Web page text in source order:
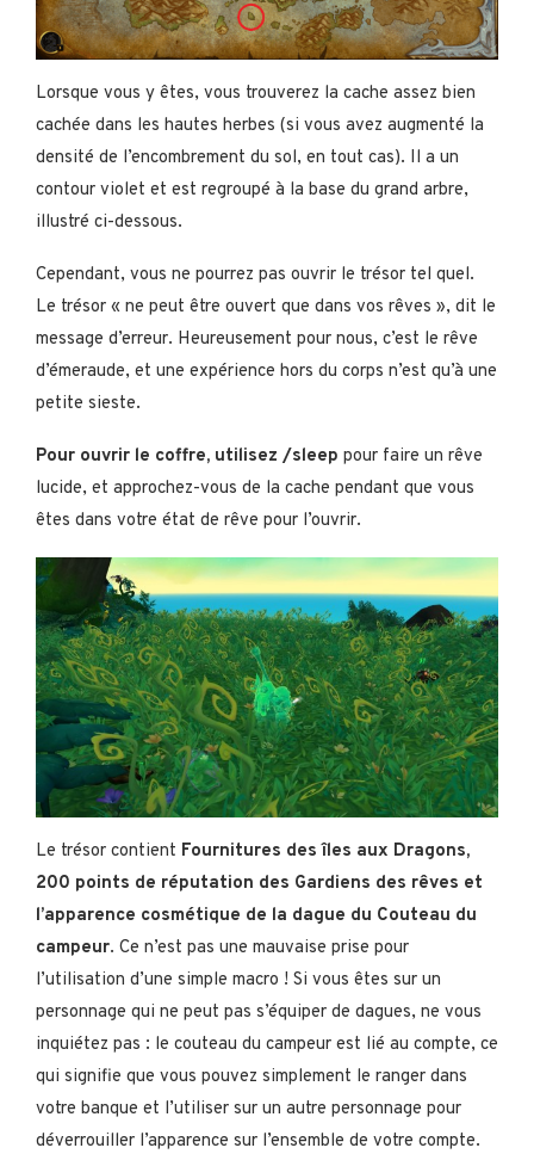
Lorsque vous y êtes, vous trouverez la cache assez bien
cachée dans les hautes herbes (si vous avez augmenté la
densité de l’encombrement du sol, en tout cas). Il a un
contour violet et est regroupé à la base du grand arbre,
illustré ci-dessous.
Cependant, vous ne pourrez pas ouvrir le trésor tel quel.
Le trésor « ne peut être ouvert que dans vos rêves », dit le
message d’erreur. Heureusement pour nous, c’est le rêve
d’émeraude, et une expérience hors du corps n’est qu’à une
petite sieste.
Pour ouvrir le coffre, utilisez /sleep pour faire un rêve
lucide, et approchez-vous de la cache pendant que vous
êtes dans votre état de rêve pour l’ouvrir.
Le trésor contient Fournitures des îles aux Dragons,
200 points de réputation des Gardiens des rêves et
l’apparence cosmétique de la dague du Couteau du
campeur. Ce n’est pas une mauvaise prise pour
l’utilisation d’une simple macro ! Si vous êtes sur un
personnage qui ne peut pas s’équiper de dagues, ne vous
inquiétez pas : le couteau du campeur est lié au compte, ce
qui signifie que vous pouvez simplement le ranger dans
votre banque et l’utiliser sur un autre personnage pour
déverrouiller l’apparence sur l’ensemble de votre compte.